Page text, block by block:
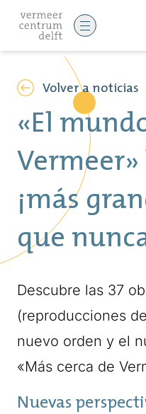
Volver a noticias
«El
¡más
que
Descubre las 37
(reproducciones
nuevo orden y el
«Más cerca de
Nuevas